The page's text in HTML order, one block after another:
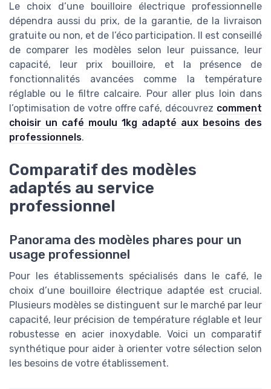
Le choix d’une bouilloire électrique professionnelle
dépendra aussi du prix, de la garantie, de la livraison
gratuite ou non, et de l’éco participation. Il est conseillé
de comparer les modèles selon leur puissance, leur
capacité, leur prix bouilloire, et la présence de
fonctionnalités avancées comme la température
réglable ou le filtre calcaire. Pour aller plus loin dans
l’optimisation de votre offre café, découvrez comment
choisir un café moulu 1kg adapté aux besoins des
professionnels.
Comparatif des modèles
adaptés au service
professionnel
Panorama des modèles phares pour un
usage professionnel
Pour les établissements spécialisés dans le café, le
choix d’une bouilloire électrique adaptée est crucial.
Plusieurs modèles se distinguent sur le marché par leur
capacité, leur précision de température réglable et leur
robustesse en acier inoxydable. Voici un comparatif
synthétique pour aider à orienter votre sélection selon
les besoins de votre établissement.